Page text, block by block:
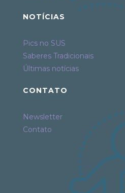
NOTÍCIAS
Pics no SUS
Saberes Tradicionais
Últimas notícias
CONTATO
Newsletter
Contato